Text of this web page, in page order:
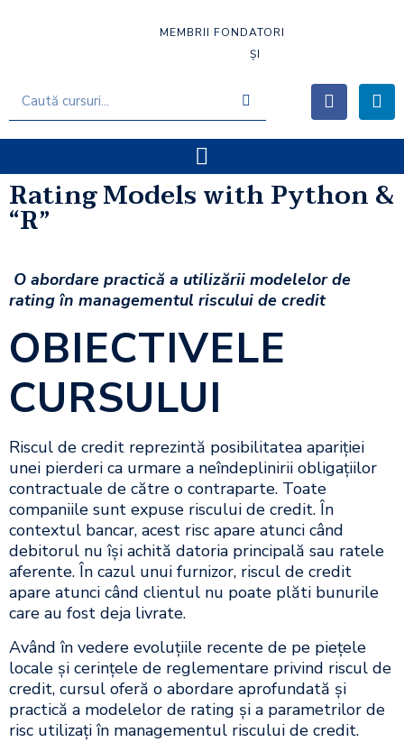
MEMBRII FONDATORI
ȘI
Rating Models with Python &
“R”
O abordare practică a utilizării modelelor de
rating în managementul riscului de credit
OBIECTIVELE
CURSULUI
Riscul de credit reprezintă posibilitatea apariției
unei pierderi ca urmare a neîndeplinirii obligațiilor
contractuale de către o contraparte. Toate
companiile sunt expuse riscului de credit. În
contextul bancar, acest risc apare atunci când
debitorul nu își achită datoria principală sau ratele
aferente. În cazul unui furnizor, riscul de credit
apare atunci când clientul nu poate plăti bunurile
care au fost deja livrate.
Având în vedere evoluțiile recente de pe piețele
locale și cerințele de reglementare privind riscul de
credit, cursul oferă o abordare aprofundată și
practică a modelelor de rating și a parametrilor de
risc utilizați în managementul riscului de credit.